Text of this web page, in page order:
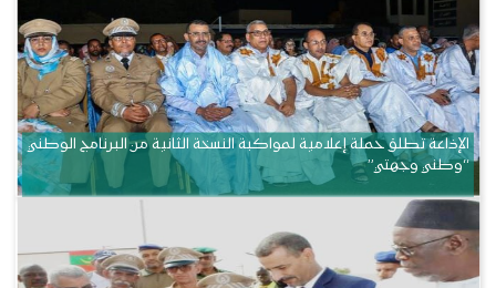
الإذاعة تطلق حملة إعلامية لمواكبة النسخة الثانية من البرنامج الوطني
“وطني وجهتي”